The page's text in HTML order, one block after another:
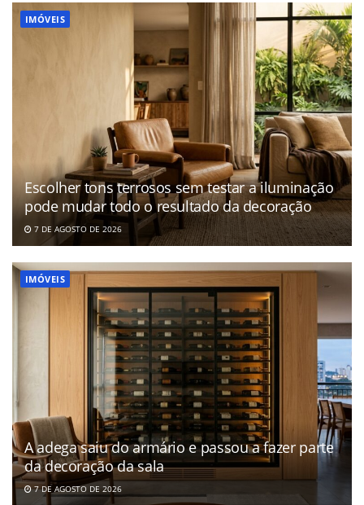
IMÓVEIS
Escolher tons terrosos sem testar a iluminação
pode mudar todo o resultado da decoração
7 DE AGOSTO DE 2026
IMÓVEIS
A adega saiu do armário e passou a fazer parte
da decoração da sala
7 DE AGOSTO DE 2026